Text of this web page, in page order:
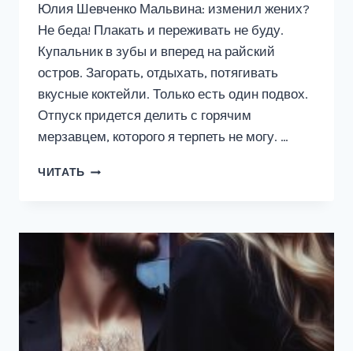
Юлия Шевченко Мальвина: изменил жених?
Не беда! Плакать и переживать не буду.
Купальник в зубы и вперед на райский
остров. Загорать, отдыхать, потягивать
вкусные коктейли. Только есть один подвох.
Отпуск придется делить с горячим
мерзавцем, которого я терпеть не могу. …
ЧИТАТЬ ОТПУСК